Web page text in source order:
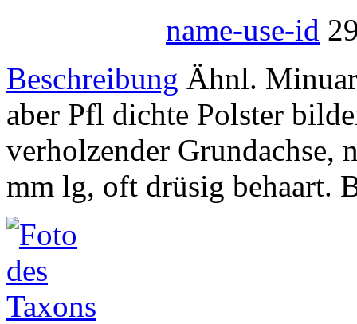
name-use-id
Beschreibung Ähnl.
aber Pfl dichte Polster
verholzender Grundachse,
mm lg, oft drüsig behaart.